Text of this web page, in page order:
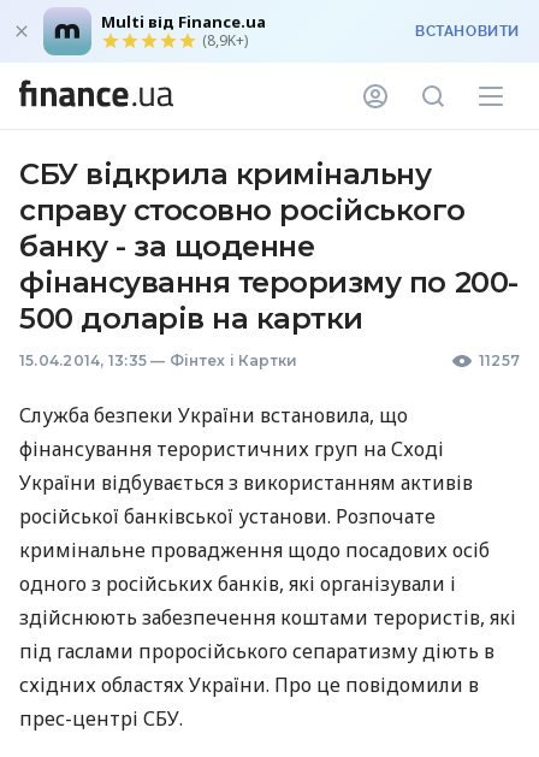
Multi від Finance.ua
(8,9K+) ВСТАНОВИТИ
СБУ відкрила кримінальну
справу стосовно російського
банку - за щоденне
фінансування тероризму по 200-
500 доларів на картки
15.04.2014, 13:35 — Фінтех і Картки 11257
Служба безпеки України встановила, що
фінансування терористичних груп на Сході
України відбувається з використанням активів
російської банківської установи. Розпочате
кримінальне провадження щодо посадових осіб
одного з російських банків, які організували і
здійснюють забезпечення коштами терористів, які
під гаслами проросійського сепаратизму діють в
східних областях України. Про це повідомили в
прес-центрі СБУ.